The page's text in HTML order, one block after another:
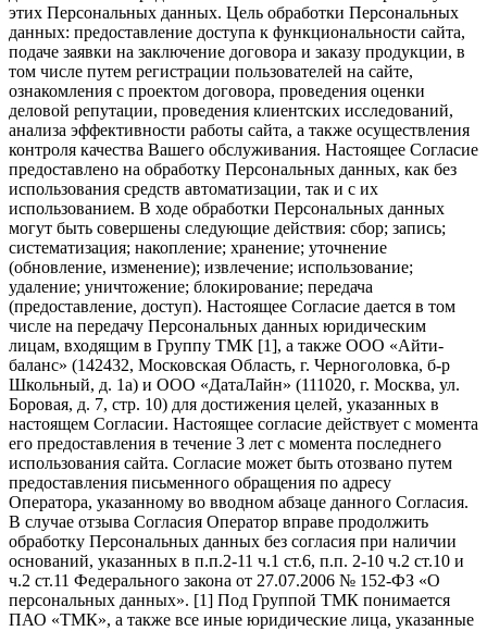
этих Персональных данных. Цель обработки Персональных
данных: предоставление доступа к функциональности сайта,
подаче заявки на заключение договора и заказу продукции, в
том числе путем регистрации пользователей на сайте,
ознакомления с проектом договора, проведения оценки
деловой репутации, проведения клиентских исследований,
анализа эффективности работы сайта, а также осуществления
контроля качества Вашего обслуживания. Настоящее Согласие
предоставлено на обработку Персональных данных, как без
использования средств автоматизации, так и с их
использованием. В ходе обработки Персональных данных
могут быть совершены следующие действия: сбор; запись;
систематизация; накопление; хранение; уточнение
(обновление, изменение); извлечение; использование;
удаление; уничтожение; блокирование; передача
(предоставление, доступ). Настоящее Согласие дается в том
числе на передачу Персональных данных юридическим
лицам, входящим в Группу ТМК [1], а также ООО «Айти-
баланс» (142432, Московская Область, г. Черноголовка, б-р
Школьный, д. 1а) и ООО «ДатаЛайн» (111020, г. Москва, ул.
Боровая, д. 7, стр. 10) для достижения целей, указанных в
настоящем Согласии. Настоящее согласие действует с момента
его предоставления в течение 3 лет с момента последнего
использования сайта. Согласие может быть отозвано путем
предоставления письменного обращения по адресу
Оператора, указанному во вводном абзаце данного Согласия.
В случае отзыва Согласия Оператор вправе продолжить
обработку Персональных данных без согласия при наличии
оснований, указанных в п.п.2-11 ч.1 ст.6, п.п. 2-10 ч.2 ст.10 и
ч.2 ст.11 Федерального закона от 27.07.2006 № 152-ФЗ «О
персональных данных». [1] Под Группой ТМК понимается
ПАО «ТМК», а также все иные юридические лица, указанные